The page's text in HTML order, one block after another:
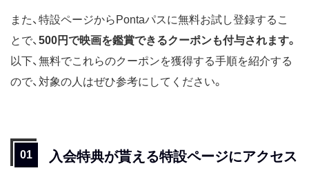
また、特設ページからPontaパスに無料お試し登録するこ
とで、500円で映画を鑑賞できるクーポンも付与されます。
以下、無料でこれらのクーポンを獲得する手順を紹介する
ので、対象の人はぜひ参考にしてください。
入会特典が貰える特設ページにアクセス